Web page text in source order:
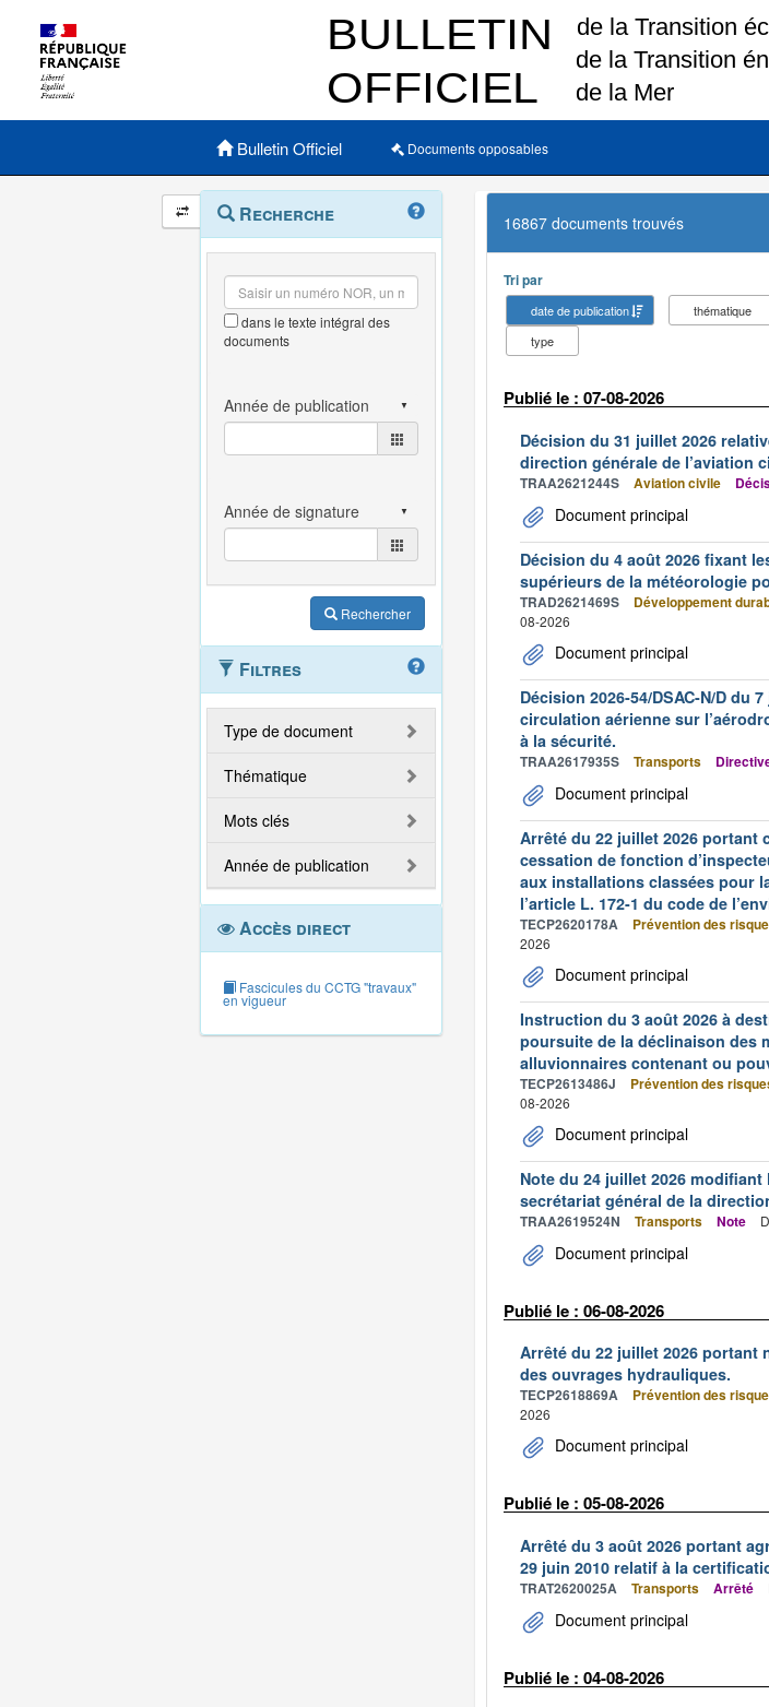
Menu principal
Bulletin Officiel Documents opposables
Navigation
et
outils
annexes
Menu
contextuel
Recherche
dans le texte intégral des
documents
Rechercher
Filtres
Type de document
Thématique
Mots clés
Année de publication
Accès direct
Fascicules du CCTG "travaux"
en vigueur
16867 documents trouvés
Tri par
date de publication thématique
type
Publié le : 07-08-2026
Décision du 31 juillet 2026
direction générale de l’aviation
TRAA2621244S Aviation civile
Document principal
Décision du 4 août 2026 fixant
supérieurs de la météorologie
TRAD2621469S Développement
08-2026
Document principal
Décision 2026-54/DSAC-N/D du
circulation aérienne sur
à la sécurité.
TRAA2617935S Transports
Document principal
Arrêté du 22 juillet 2026
cessation de fonction
aux installations classées pour
l’article L. 172-1 du code de
TECP2620178A Prévention des
2026
Document principal
Instruction du 3 août 2026 à
poursuite de la déclinaison des
alluvionnaires contenant ou
TECP2613486J Prévention des
08-2026
Document principal
Note du 24 juillet 2026
secrétariat général de la
TRAA2619524N Transports Note
Document principal
Publié le : 06-08-2026
Arrêté du 22 juillet 2026 portant
des ouvrages hydrauliques.
TECP2618869A Prévention des
2026
Document principal
Publié le : 05-08-2026
Arrêté du 3 août 2026 portant
29 juin 2010 relatif à la
TRAT2620025A Transports Arrêté
Document principal
Publié le : 04-08-2026